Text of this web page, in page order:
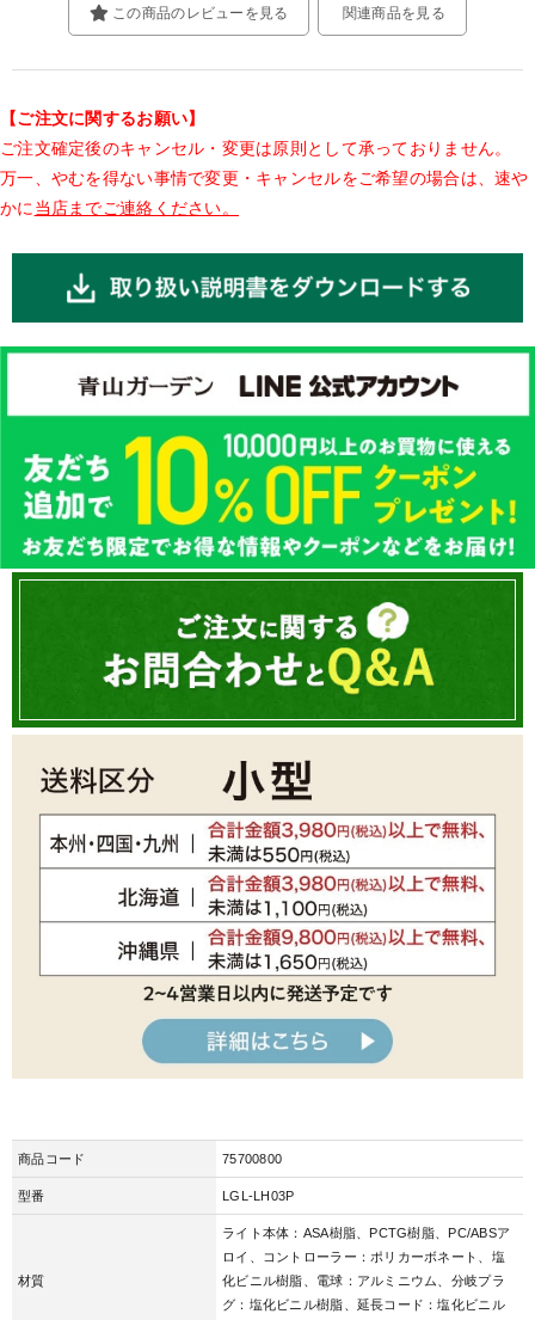
関連商品を見る
この商品のレビューを見る
【ご注文に関するお願い】
ご注文確定後のキャンセル・変更は原則として承っておりません。
万一、やむを得ない事情で変更・キャンセルをご希望の場合は、速や
かに 当店までご連絡ください。
商品コード 75700800
型番 LGL-LH03P
材質
ライト本体：ASA樹脂、PCTG樹脂、PC/ABSア
ロイ、コントローラー：ポリカーボネート、塩
化ビニル樹脂、電球：アルミニウム、分岐プラ
グ：塩化ビニル樹脂、延長コード：塩化ビニル